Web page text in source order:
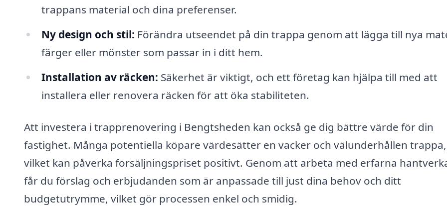
trappans material och dina preferenser.
Ny design och stil: Förändra utseendet på din trappa genom att lägga till nya
färger eller mönster som passar in i ditt hem.
Installation av räcken: Säkerhet är viktigt, och ett företag kan hjälpa till med att
installera eller renovera räcken för att öka stabiliteten.
Att investera i trapprenovering i Bengtsheden kan också ge dig bättre värde för din
fastighet. Många potentiella köpare värdesätter en vacker och välunderhållen trappa,
vilket kan påverka försäljningspriset positivt. Genom att arbeta med erfarna
får du förslag och erbjudanden som är anpassade till just dina behov och ditt
budgetutrymme, vilket gör processen enkel och smidig.